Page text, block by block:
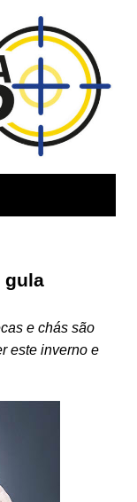
gula
e chás são
este inverno e